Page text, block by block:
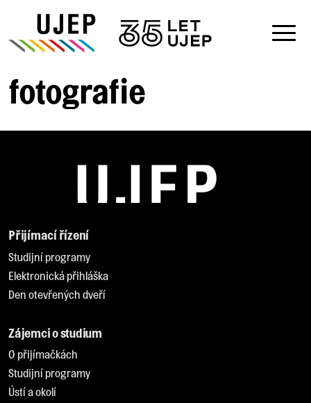
fotografie
Přijímací řízení
Studijní programy
Elektronická přihláška
Den otevřených dveří
Zájemci o studium
O přijímačkách
Studijní programy
Ústí a okolí